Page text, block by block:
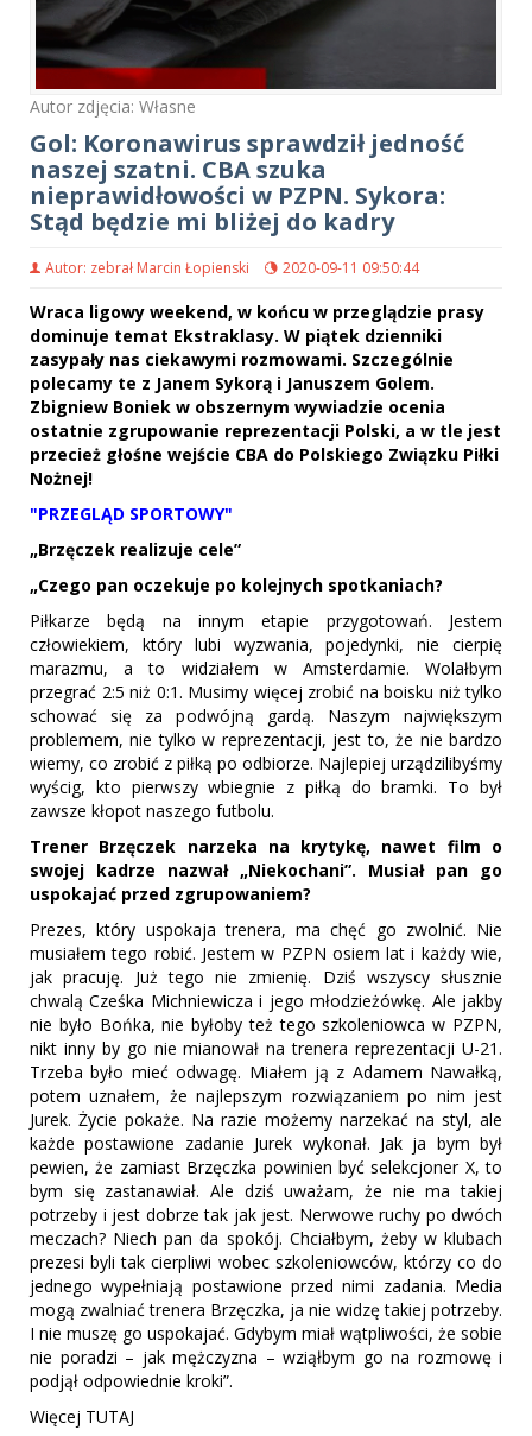
Autor zdjęcia: Własne
Gol: Koronawirus sprawdził jedność
naszej szatni. CBA szuka
nieprawidłowości w PZPN. Sykora:
Stąd będzie mi bliżej do kadry
Autor: zebrał Marcin Łopienski 2020-09-11 09:50:44
Wraca ligowy weekend, w końcu w przeglądzie prasy
dominuje temat Ekstraklasy. W piątek dzienniki
zasypały nas ciekawymi rozmowami. Szczególnie
polecamy te z Janem Sykorą i Januszem Golem.
Zbigniew Boniek w obszernym wywiadzie ocenia
ostatnie zgrupowanie reprezentacji Polski, a w tle jest
przecież głośne wejście CBA do Polskiego Związku Piłki
Nożnej!
"PRZEGLĄD SPORTOWY"
„Brzęczek realizuje cele”
„Czego pan oczekuje po kolejnych spotkaniach?
Piłkarze będą na innym etapie przygotowań. Jestem
człowiekiem, który lubi wyzwania, pojedynki, nie cierpię
marazmu, a to widziałem w Amsterdamie. Wolałbym
przegrać 2:5 niż 0:1. Musimy więcej zrobić na boisku niż tylko
schować się za podwójną gardą. Naszym największym
problemem, nie tylko w reprezentacji, jest to, że nie bardzo
wiemy, co zrobić z piłką po odbiorze. Najlepiej urządzilibyśmy
wyścig, kto pierwszy wbiegnie z piłką do bramki. To był
zawsze kłopot naszego futbolu.
Trener Brzęczek narzeka na krytykę, nawet film o
swojej kadrze nazwał „Niekochani”. Musiał pan go
uspokajać przed zgrupowaniem?
Prezes, który uspokaja trenera, ma chęć go zwolnić. Nie
musiałem tego robić. Jestem w PZPN osiem lat i każdy wie,
jak pracuję. Już tego nie zmienię. Dziś wszyscy słusznie
chwalą Cześka Michniewicza i jego młodzieżówkę. Ale jakby
nie było Bońka, nie byłoby też tego szkoleniowca w PZPN,
nikt inny by go nie mianował na trenera reprezentacji U-21.
Trzeba było mieć odwagę. Miałem ją z Adamem Nawałką,
potem uznałem, że najlepszym rozwiązaniem po nim jest
Jurek. Życie pokaże. Na razie możemy narzekać na styl, ale
każde postawione zadanie Jurek wykonał. Jak ja bym był
pewien, że zamiast Brzęczka powinien być selekcjoner X, to
bym się zastanawiał. Ale dziś uważam, że nie ma takiej
potrzeby i jest dobrze tak jak jest. Nerwowe ruchy po dwóch
meczach? Niech pan da spokój. Chciałbym, żeby w klubach
prezesi byli tak cierpliwi wobec szkoleniowców, którzy co do
jednego wypełniają postawione przed nimi zadania. Media
mogą zwalniać trenera Brzęczka, ja nie widzę takiej potrzeby.
I nie muszę go uspokajać. Gdybym miał wątpliwości, że sobie
nie poradzi – jak mężczyzna – wziąłbym go na rozmowę i
podjął odpowiednie kroki”.
Więcej TUTAJ